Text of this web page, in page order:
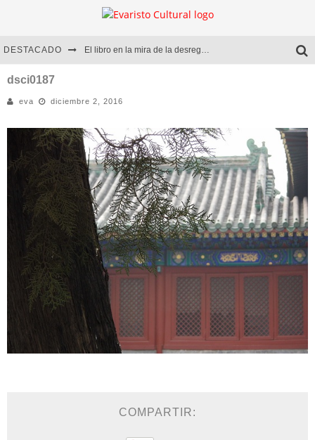
DESTACADO El libro en la mira de la desregulación
Diego Meret | Hotel Acapulco
Alejandra Correa | La nieve
dsci0187
eva diciembre 2, 2016
COMPARTIR: